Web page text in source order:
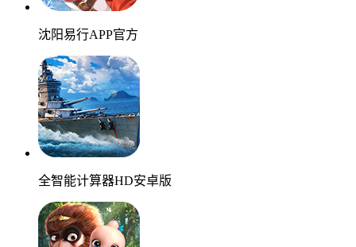
沈阳易行APP官方
全智能计算器HD安卓版